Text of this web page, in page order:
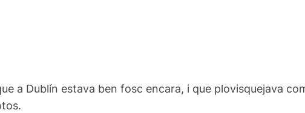
a Dublín estava ben fosc encara, i que plovisquejava